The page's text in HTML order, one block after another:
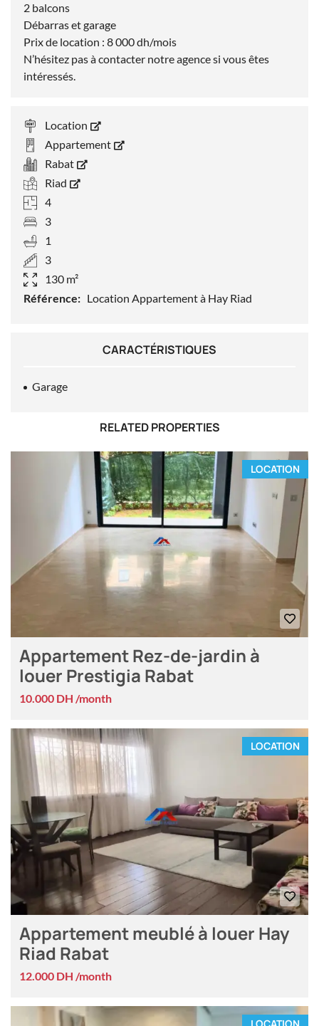
2 balcons
Débarras et garage
Prix de location : 8 000 dh/mois
N’hésitez pas à contacter notre agence si vous êtes
intéressés.
Location
Appartement
Rabat
Riad
4
3
1
3
130 m²
Référence: Location Appartement à Hay Riad
CARACTÉRISTIQUES
Garage
RELATED PROPERTIES
LOCATION
Appartement Rez-de-jardin à
louer Prestigia Rabat
10.000 DH /month
LOCATION
Appartement meublé à louer Hay
Riad Rabat
12.000 DH /month
LOCATION